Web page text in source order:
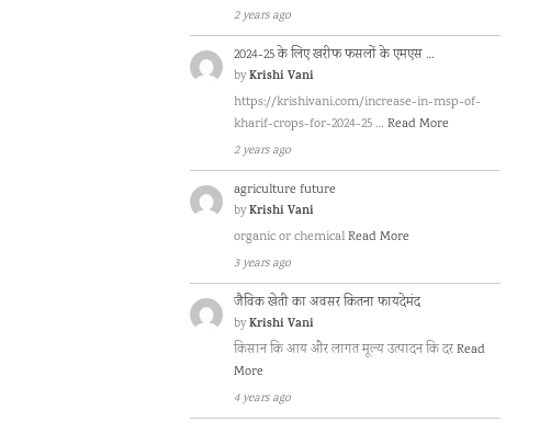
2 years ago
2024-25 के लिए खरीफ फसलों के एमएस …
byKrishi Vani
https://krishivani.com/increase-in-msp-of-
kharif-crops-for-2024-25 … Read More
2 years ago
agriculture future
byKrishi Vani
organic or chemicalRead More
3 years ago
जैविक खेती का अवसर कितना फायदेमंद
byKrishi Vani
किसान कि आय और लागत मूल्य उत्पादन कि दरRead
More
4 years ago